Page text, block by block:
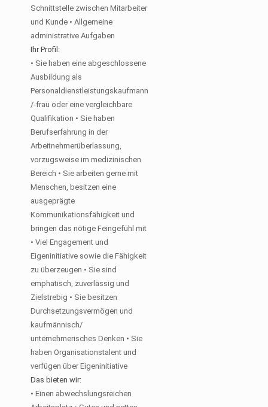
Schnittstelle zwischen Mitarbeiter
und Kunde • Allgemeine
administrative Aufgaben
Ihr Profil:
• Sie haben eine abgeschlossene
Ausbildung als
Personaldienstleistungskaufmann
/-frau oder eine vergleichbare
Qualifikation • Sie haben
Berufserfahrung in der
Arbeitnehmerüberlassung,
vorzugsweise im medizinischen
Bereich • Sie arbeiten gerne mit
Menschen, besitzen eine
ausgeprägte
Kommunikationsfähigkeit und
bringen das nötige Feingefühl mit
• Viel Engagement und
Eigeninitiative sowie die Fähigkeit
zu überzeugen • Sie sind
emphatisch, zuverlässig und
Zielstrebig • Sie besitzen
Durchsetzungsvermögen und
kaufmännisch/
unternehmerisches Denken • Sie
haben Organisationstalent und
verfügen über Eigeninitiative
Das bieten wir:
• Einen abwechslungsreichen